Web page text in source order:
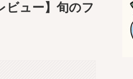
ビュー】旬のフ